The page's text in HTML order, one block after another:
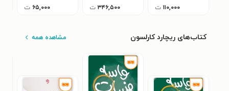
۱۱۰,۰۰۰ ت ۳۴۶,۵۰۰ ت ۶۵,۰۰۰ ت
کتاب‌های ریچارد کارلسون مشاهده همه